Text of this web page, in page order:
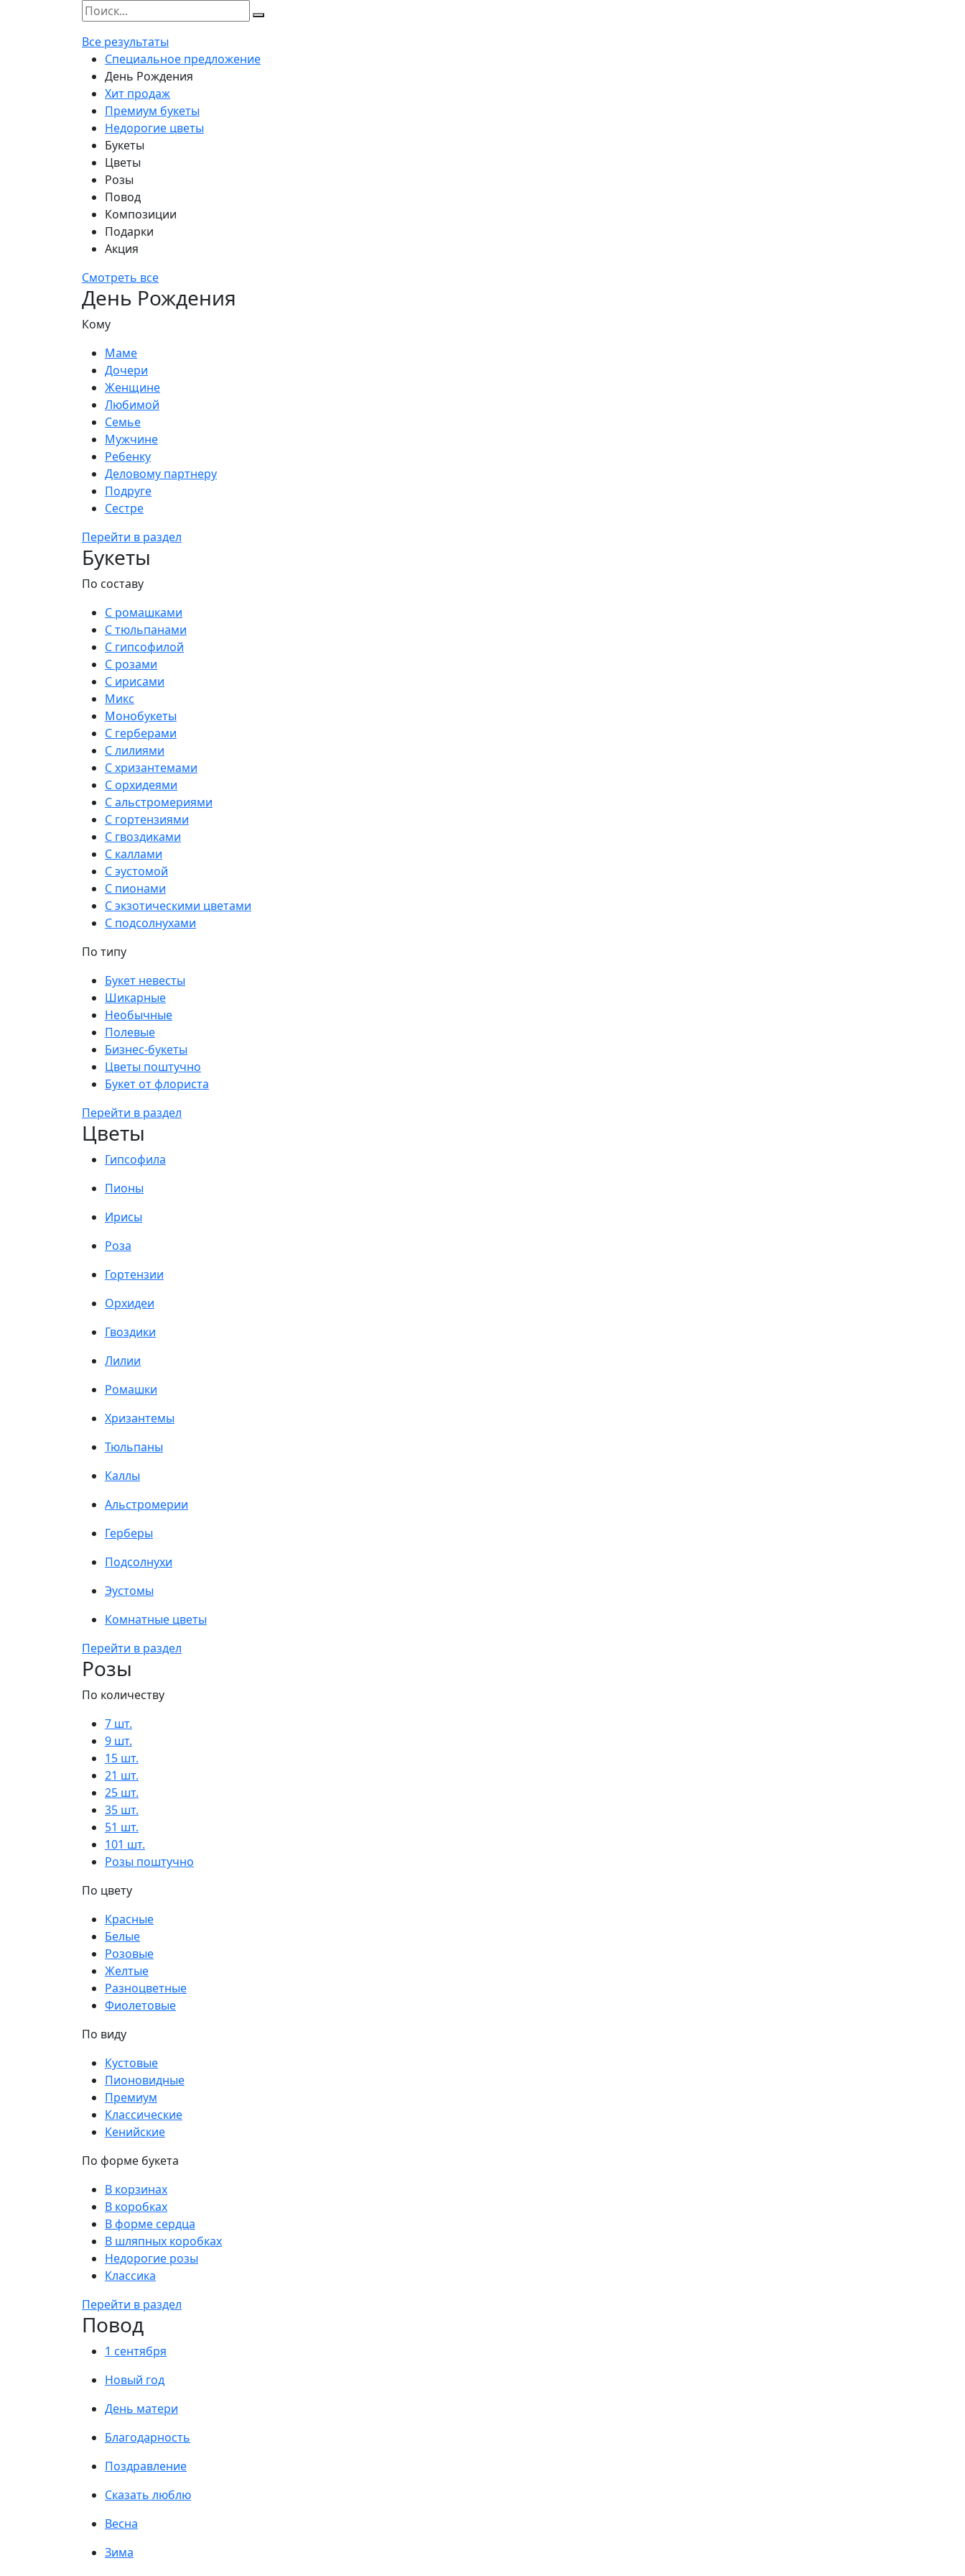
Все результаты
Специальное предложение
День Рождения
Хит продаж
Премиум букеты
Недорогие цветы
Букеты
Цветы
Розы
Повод
Композиции
Подарки
Акция
Смотреть все
День Рождения
Кому
Маме
Дочери
Женщине
Любимой
Семье
Мужчине
Ребенку
Деловому партнеру
Подруге
Сестре
Перейти в раздел
Букеты
По составу
С ромашками
С тюльпанами
С гипсофилой
С розами
С ирисами
Микс
Монобукеты
С герберами
С лилиями
С хризантемами
С орхидеями
С альстромериями
С гортензиями
С гвоздиками
С каллами
С эустомой
С пионами
С экзотическими цветами
С подсолнухами
По типу
Букет невесты
Шикарные
Необычные
Полевые
Бизнес-букеты
Цветы поштучно
Букет от флориста
Перейти в раздел
Цветы
Гипсофила
Пионы
Ирисы
Роза
Гортензии
Орхидеи
Гвоздики
Лилии
Ромашки
Хризантемы
Тюльпаны
Каллы
Альстромерии
Герберы
Подсолнухи
Эустомы
Комнатные цветы
Перейти в раздел
Розы
По количеству
7 шт.
9 шт.
15 шт.
21 шт.
25 шт.
35 шт.
51 шт.
101 шт.
Розы поштучно
По цвету
Красные
Белые
Розовые
Желтые
Разноцветные
Фиолетовые
По виду
Кустовые
Пионовидные
Премиум
Классические
Кенийские
По форме букета
В корзинах
В коробках
В форме сердца
В шляпных коробках
Недорогие розы
Классика
Перейти в раздел
Повод
1 сентября
Новый год
День матери
Благодарность
Поздравление
Сказать люблю
Весна
Зима